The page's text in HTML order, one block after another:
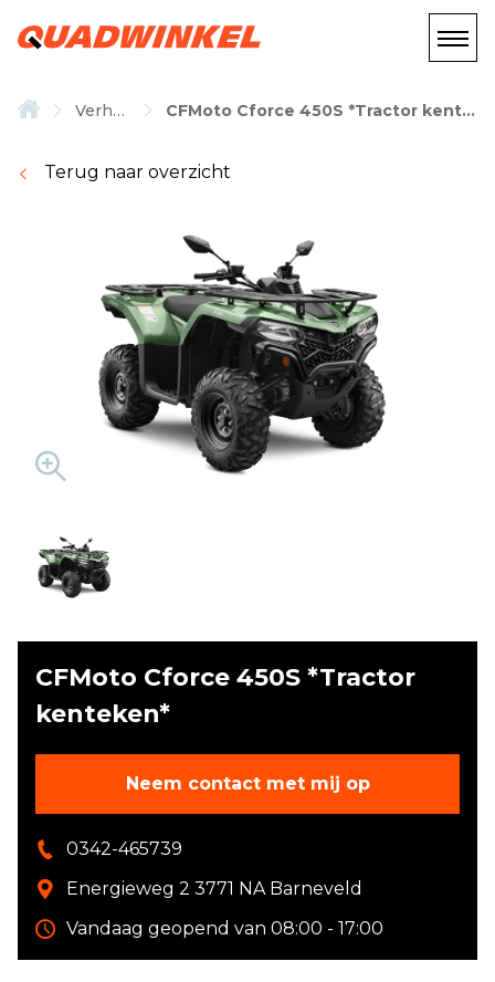
Verhuur CFMoto Cforce 450S *Tractor kenteken*
Terug naar overzicht
CFMoto Cforce 450S *Tractor
kenteken*
Neem contact met mij op
0342-465739
Energieweg 2 3771 NA Barneveld
Vandaag geopend van 08:00 - 17:00